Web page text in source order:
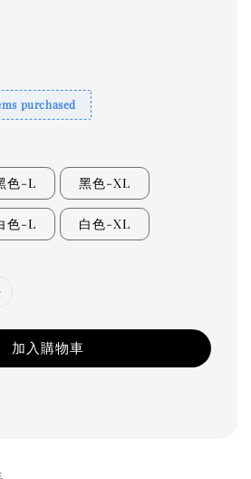
purchased
色-L 黑色-XL
色-L 白色-XL
加入購物車